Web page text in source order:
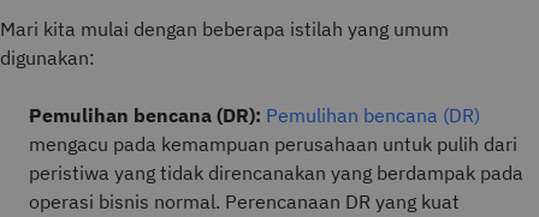
Mari kita mulai dengan beberapa istilah yang umum
digunakan:
Pemulihan bencana (DR): Pemulihan bencana (DR)
mengacu pada kemampuan perusahaan untuk pulih dari
peristiwa yang tidak direncanakan yang berdampak pada
operasi bisnis normal. Perencanaan DR yang kuat